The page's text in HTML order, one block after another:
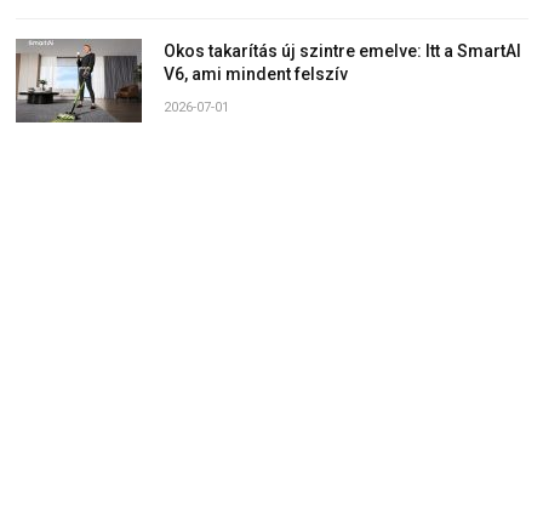
Okos takarítás új szintre emelve: Itt a SmartAI
V6, ami mindent felszív
2026-07-01